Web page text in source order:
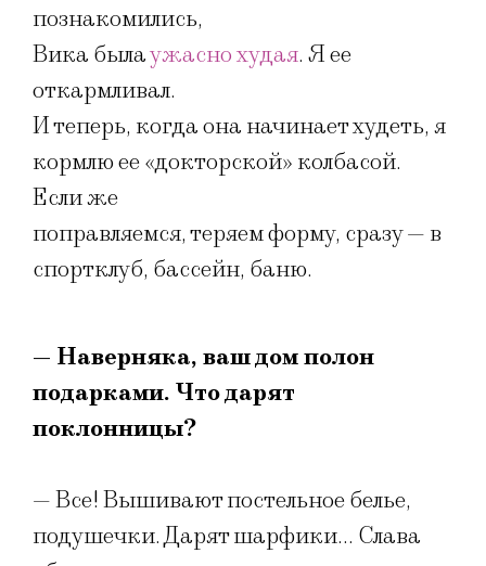
познакомились,
Вика былаужасно худая. Я ее
откармливал.
И теперь, когда она начинает худеть, я
кормлю ее «докторской» колбасой.
Если же
поправляемся, теряем форму, сразу — в
спортклуб, бассейн, баню.
— Наверняка, ваш дом полон
подарками. Что дарят
поклонницы?
— Все! Вышивают постельное белье,
подушечки. Дарят шарфики… Слава